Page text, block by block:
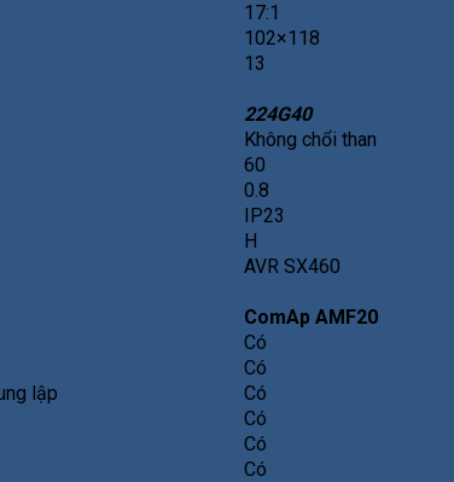
17:1
102×118
13
224G40
Không chổi than
60
0.8
IP23
H
AVR SX460
ComAp AMF20
Có
Có
lập
Có
Có
Có
Có